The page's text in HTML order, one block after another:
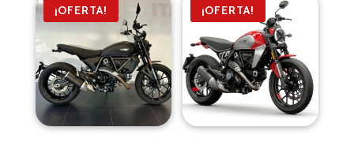
era:
13.640,00 €.
¡OFERTA! ¡OFERTA!